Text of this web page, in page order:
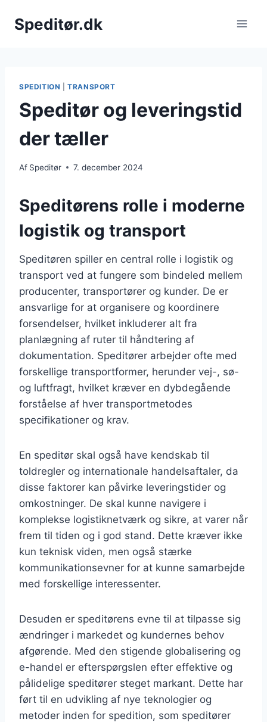
Speditør.dk
SPEDITION |TRANSPORT
Speditør og leveringstid
der tæller
Af Speditør 7. december 2024
Speditørens rolle i moderne
logistik og transport
Speditøren spiller en central rolle i logistik og
transport ved at fungere som bindeled mellem
producenter, transportører og kunder. De er
ansvarlige for at organisere og koordinere
forsendelser, hvilket inkluderer alt fra
planlægning af ruter til håndtering af
dokumentation. Speditører arbejder ofte med
forskellige transportformer, herunder vej-, sø-
og luftfragt, hvilket kræver en dybdegående
forståelse af hver transportmetodes
specifikationer og krav.
En speditør skal også have kendskab til
toldregler og internationale handelsaftaler, da
disse faktorer kan påvirke leveringstider og
omkostninger. De skal kunne navigere i
komplekse logistiknetværk og sikre, at varer når
frem til tiden og i god stand. Dette kræver ikke
kun teknisk viden, men også stærke
kommunikationsevner for at kunne samarbejde
med forskellige interessenter.
Desuden er speditørens evne til at tilpasse sig
ændringer i markedet og kundernes behov
afgørende. Med den stigende globalisering og
e-handel er efterspørgslen efter effektive og
pålidelige speditører steget markant. Dette har
ført til en udvikling af nye teknologier og
metoder inden for spedition, som speditører